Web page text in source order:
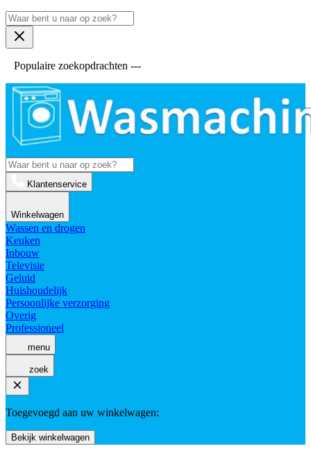
Populaire zoekopdrachten ---
Klantenservice
Winkelwagen
Wassen en drogen
Keuken
Inbouw
Televisie
Geluid
Huishoudelijk
Persoonlijke verzorging
Overig
Professioneel
menu
zoek
Toegevoegd aan uw winkelwagen:
Bekijk winkelwagen